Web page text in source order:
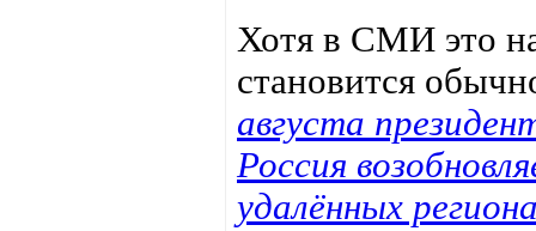
Хотя в СМИ это
становится
августа
Россия
удалённых